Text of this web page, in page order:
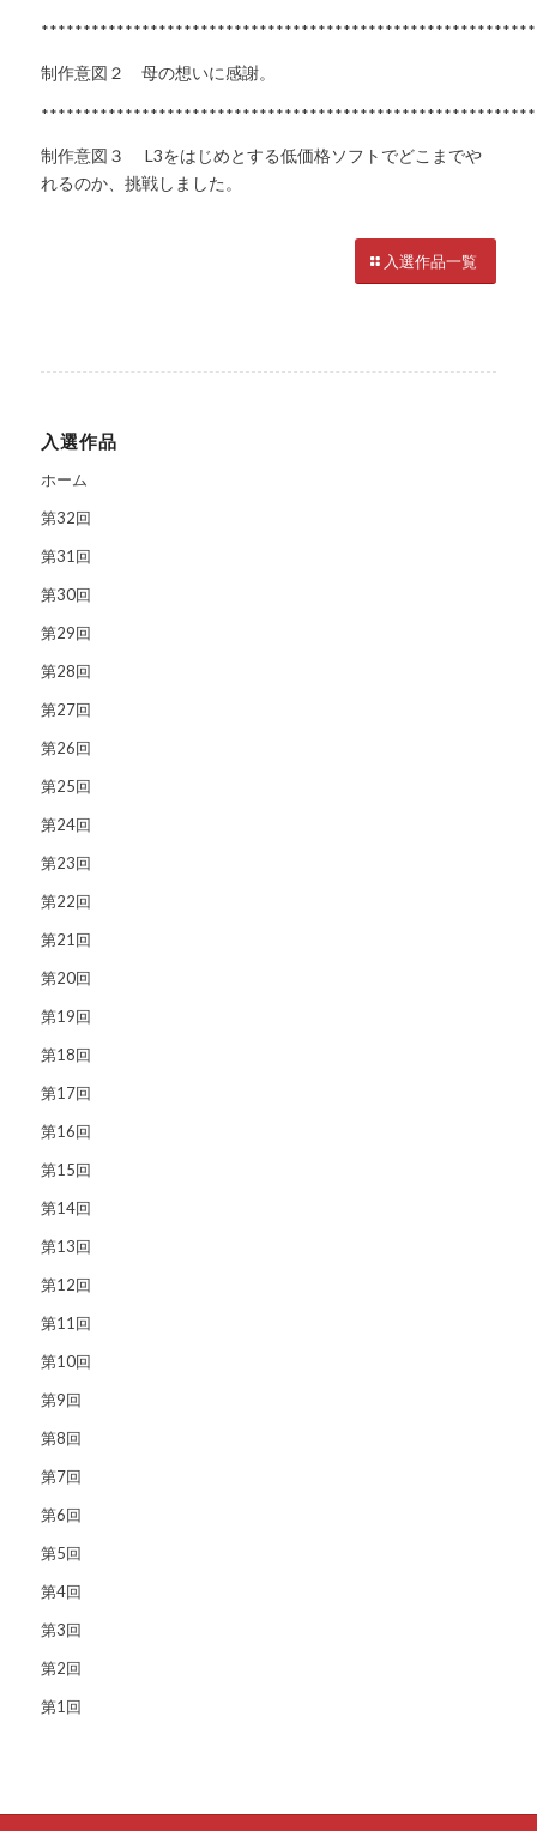
制作意図２ 母の想いに感謝。
制作意図３ L3をはじめとする低価格ソフトでどこまでや
れるのか、挑戦しました。
入選作品一覧
入選作品
ホーム
第32回
第31回
第30回
第29回
第28回
第27回
第26回
第25回
第24回
第23回
第22回
第21回
第20回
第19回
第18回
第17回
第16回
第15回
第14回
第13回
第12回
第11回
第10回
第9回
第8回
第7回
第6回
第5回
第4回
第3回
第2回
第1回